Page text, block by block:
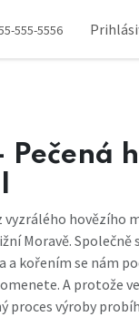
555-5556
vyzrálého hovězího
Moravě. Společně
a kořením se nám
A protože
proces výroby